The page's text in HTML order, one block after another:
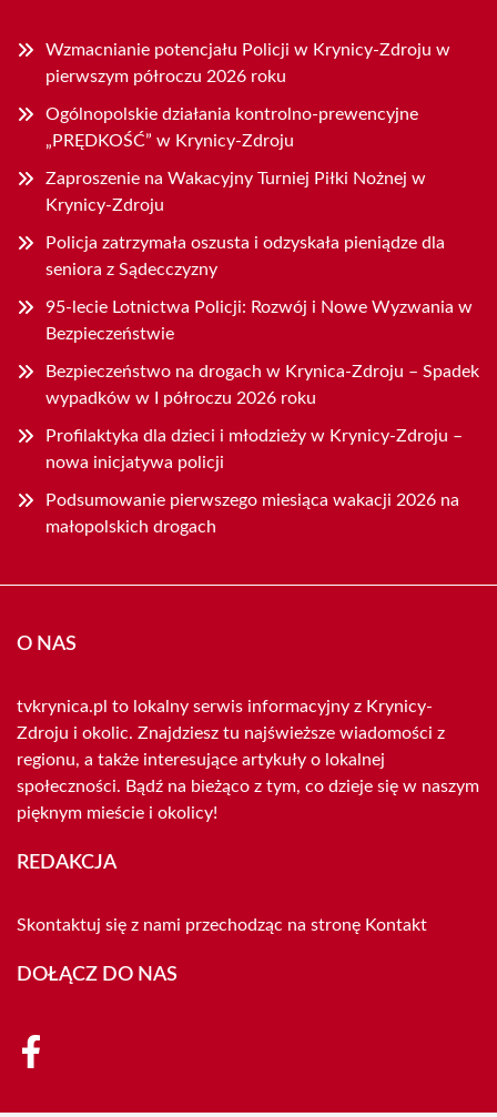
Wzmacnianie potencjału Policji w Krynicy-Zdroju w
pierwszym półroczu 2026 roku
Ogólnopolskie działania kontrolno-prewencyjne
„PRĘDKOŚĆ” w Krynicy-Zdroju
Zaproszenie na Wakacyjny Turniej Piłki Nożnej w
Krynicy-Zdroju
Policja zatrzymała oszusta i odzyskała pieniądze dla
seniora z Sądecczyzny
95-lecie Lotnictwa Policji: Rozwój i Nowe Wyzwania w
Bezpieczeństwie
Bezpieczeństwo na drogach w Krynica-Zdroju – Spadek
wypadków w I półroczu 2026 roku
Profilaktyka dla dzieci i młodzieży w Krynicy-Zdroju –
nowa inicjatywa policji
Podsumowanie pierwszego miesiąca wakacji 2026 na
małopolskich drogach
O NAS
tvkrynica.pl to lokalny serwis informacyjny z Krynicy-
Zdroju i okolic. Znajdziesz tu najświeższe wiadomości z
regionu, a także interesujące artykuły o lokalnej
społeczności. Bądź na bieżąco z tym, co dzieje się w naszym
pięknym mieście i okolicy!
REDAKCJA
Skontaktuj się z nami przechodząc na stronę Kontakt
DOŁĄCZ DO NAS